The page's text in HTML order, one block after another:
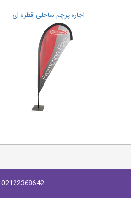
اجاره پرچم ساحلی قطره ای
02122368642